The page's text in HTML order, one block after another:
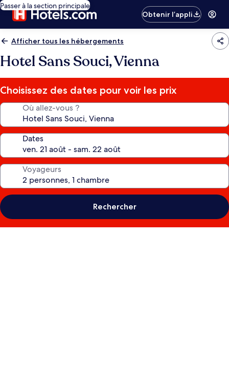
Passer à la section principale
Obtenir l’appli
Afficher tous les hébergements
Hotel Sans Souci, Vienna
Choisissez des dates pour voir les prix
Où allez-vous ?
Dates
Voyageurs
Rechercher